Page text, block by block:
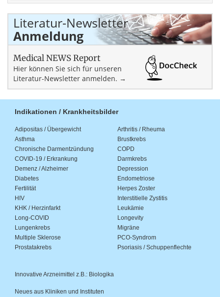
Literatur-Newsletter
Anmeldung
Medical NEWS Report
Hier können Sie sich für unseren
Literatur-Newsletter anmelden. →
Indikationen / Krankheitsbilder
Adipositas / Übergewicht
Arthritis / Rheuma
Asthma
Brustkrebs
Chronische Darmentzündung
COPD
COVID-19 / Erkrankung
Darmkrebs
Demenz / Alzheimer
Depression
Diabetes
Endometriose
Fertilität
Herpes Zoster
HIV
Interstitielle Zystitis
KHK / Herzinfarkt
Leukämie
Long-COVID
Longevity
Lungenkrebs
Migräne
Multiple Sklerose
PCO-Syndrom
Prostatakrebs
Psoriasis / Schuppenflechte
Innovative Arzneimittel z.B.: Biologika
Neues aus Kliniken und Instituten